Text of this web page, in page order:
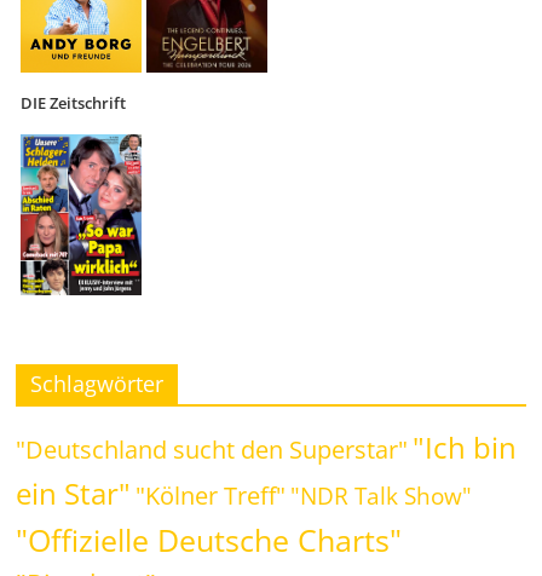
DIE Zeitschrift
Schlagwörter
"Deutschland sucht den Superstar" "Ich bin
ein Star" "Kölner Treff" "NDR Talk Show"
"Offizielle Deutsche Charts"